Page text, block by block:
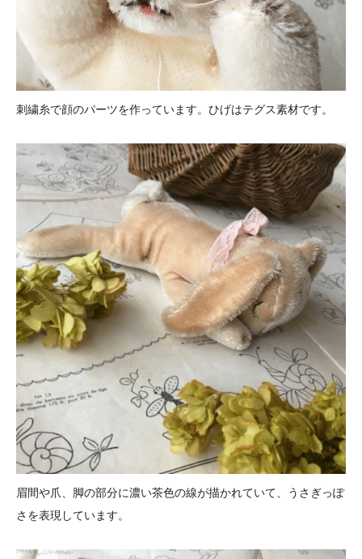
刺繍糸で顔のパーツを作っています。ひげはテグス素材です。
眉間や爪、脚の部分に濃い茶色の線が描かれていて、うさぎっぽ
さを表現しています。